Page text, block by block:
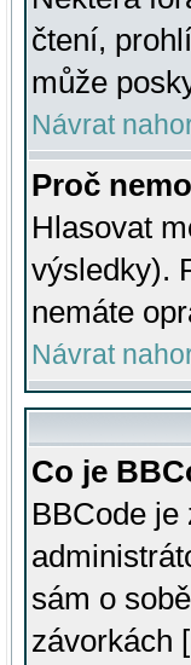
čtení,
může
Návrat
Proč
Hlasovat
výsledky).
nemáte
Návrat
Co je
BBCode
sám o
závorkách